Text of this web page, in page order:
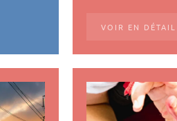
VOIR EN DÉTAIL